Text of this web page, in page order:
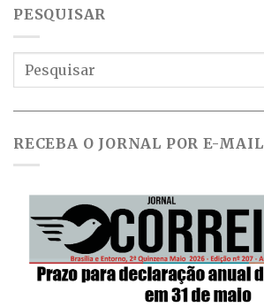
PESQUISAR
RECEBA O JORNAL POR E-MAIL